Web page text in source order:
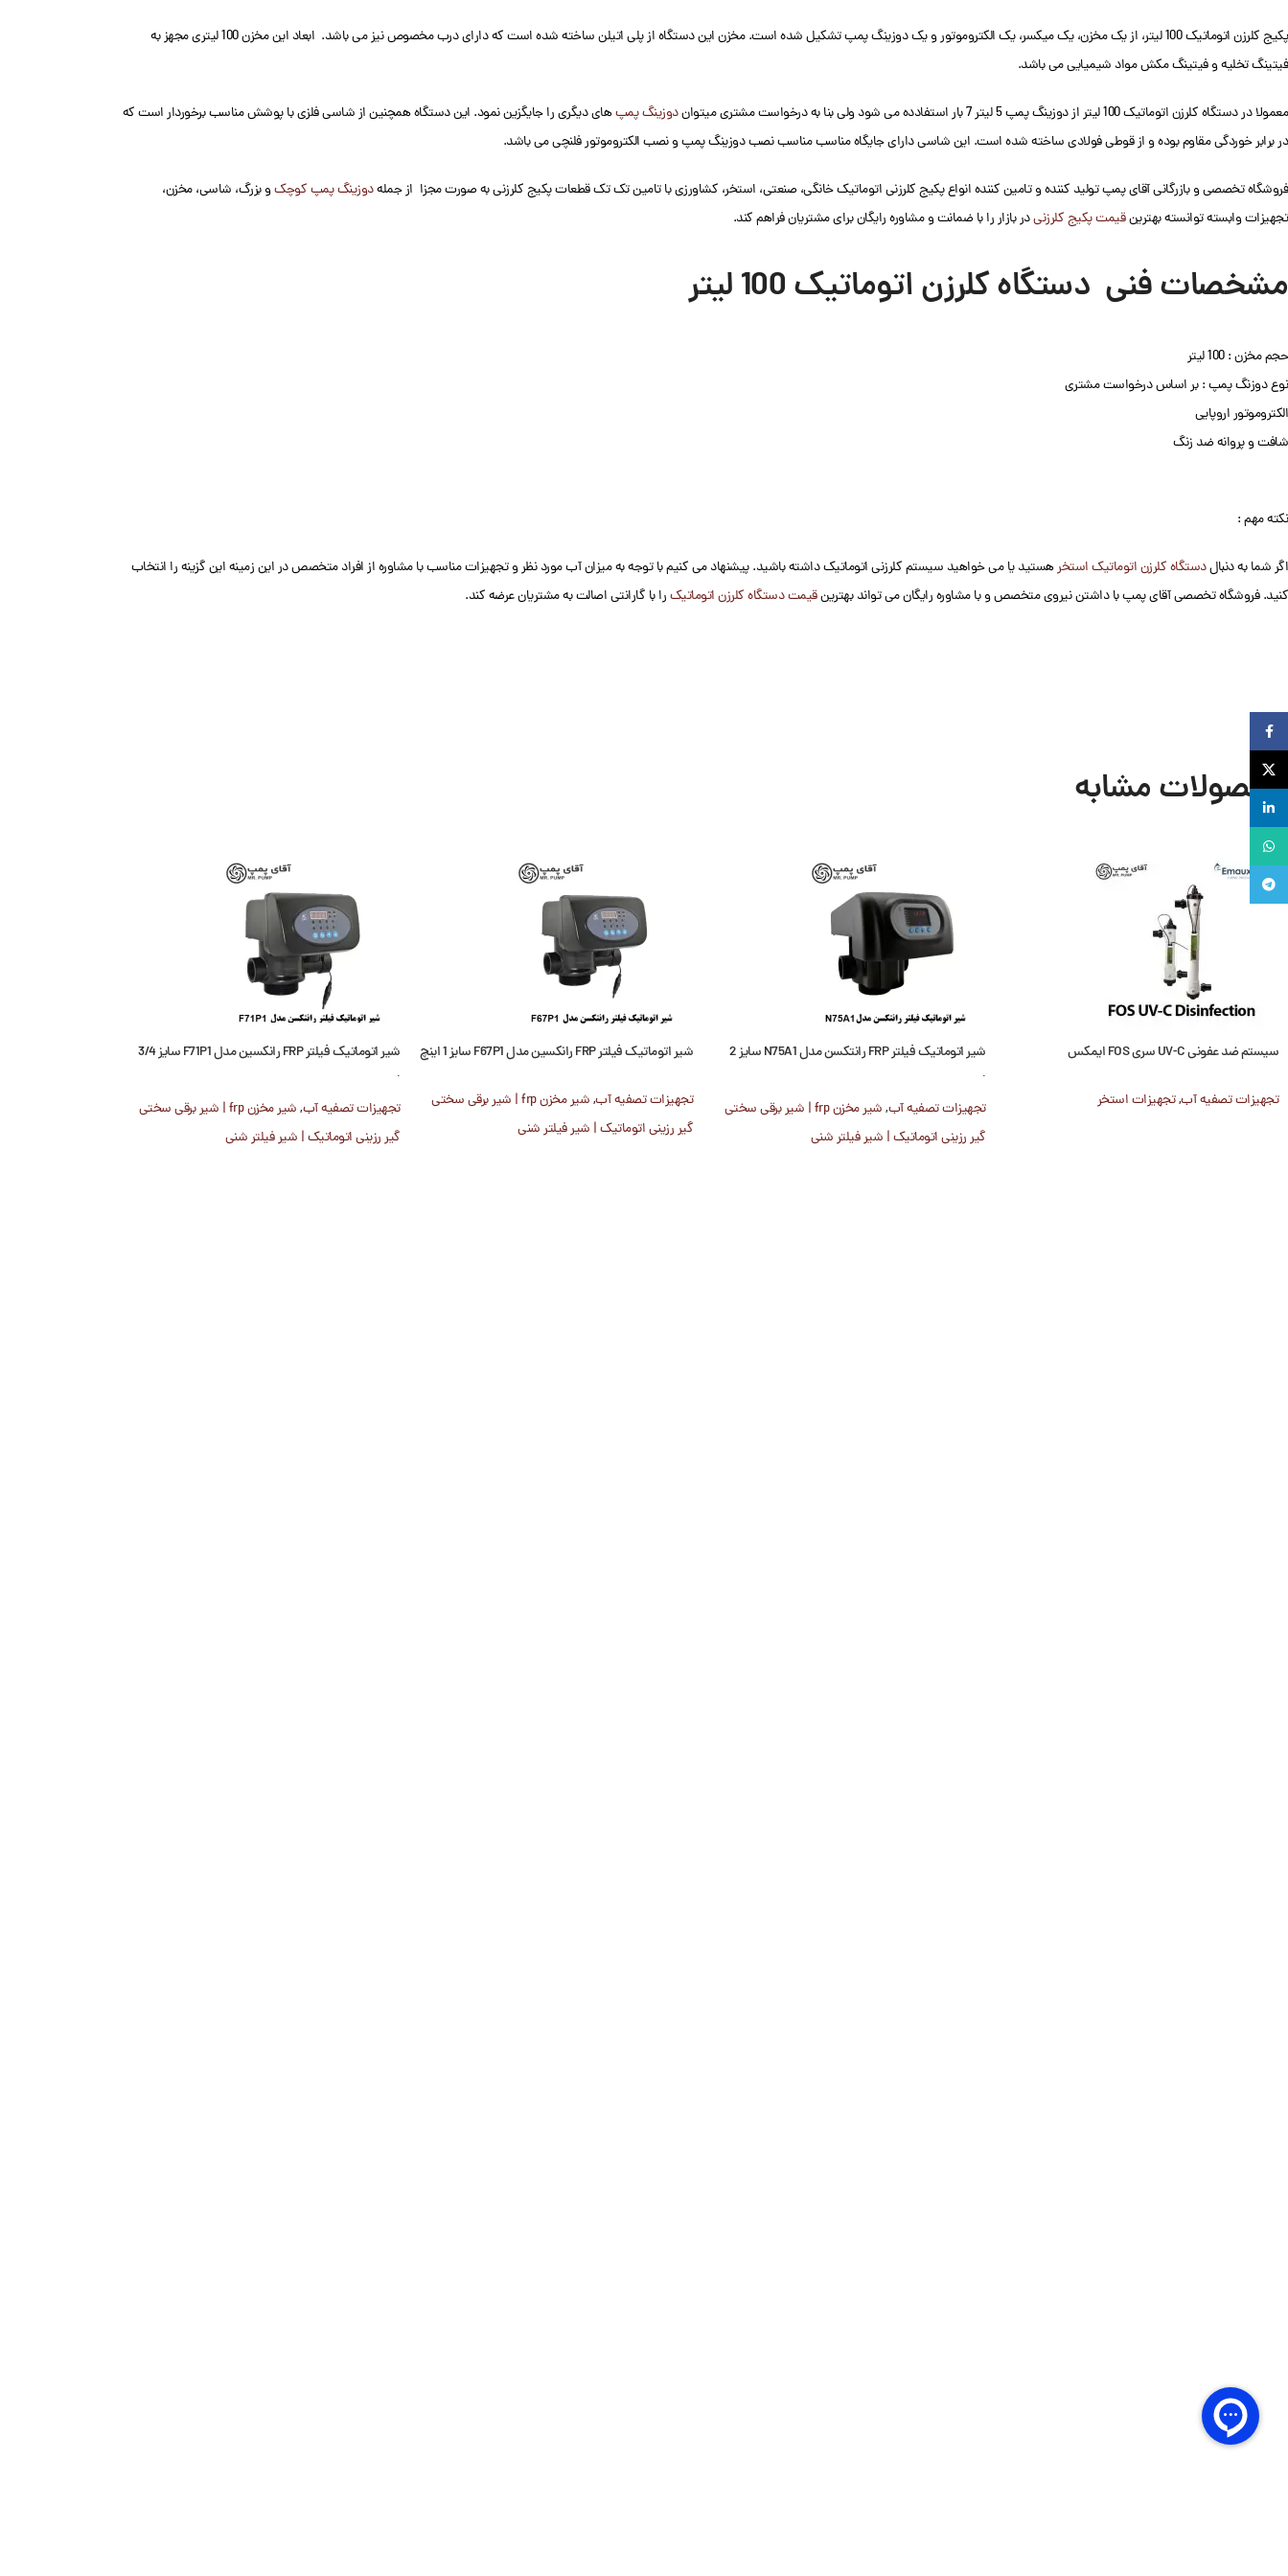
پکیج کلرزن اتوماتیک 100 لیتر، از یک مخزن، یک میکسر، یک الکتروموتور و یک دوزینگ پمپ تشکیل شده است. مخزن این دستگاه از پلی اتيلن ساخته شده است که دارای درب مخصوص نیز می باشد. ابعاد این مخزن 100 ليتری مجهز به
فيتينگ تخليه و فيتينگ مکش مواد شيميايی می باشد.
معمولا در دستگاه کلرزن اتوماتیک 100 لیتر از دوزينگ پمپ 5 لیتر 7 بار استفادده می شود ولی بنا به درخواست مشتری میتوان دوزینگ پمپهای دیگری را جایگزین نمود. این دستگاه همچنین از شاسی فلزی با پوشش مناسب برخوردار است که
در برابر خوردگی مقاوم بوده و از قوطی فولادی ساخته شده است. این شاسی دارای جایگاه مناسب مناسب نصب دوزينگ پمپ و نصب الکتروموتور فلنچی می باشد.
فروشگاه تخصصی و بازرگانی آقای پمپ تولید کننده و تامین کننده انواع پکیج کلرزنی اتوماتیک خانگی، صنعتی، استخر، کشاورزی با تامین تک تک قطعات پکیج کلرزنی به صورت مجزا از جملهدوزینگ پمپ کوچکو بزرگ، شاسی، مخزن،
تجهیزات وابسته توانسته بهترینقیمت پکیج کلرزنیدر بازار را با ضمانت و مشاوره رایگان برای مشتریان فراهم کند.
مشخصات فنی دستگاه کلرزن اتوماتیک 100 لیتر
حجم مخزن : 100 لیتر
نوع دوزنگ پمپ : بر اساس درخواست مشتری
الکتروموتور اروپایی
شافت و پروانه ضد زنگ
نکته مهم :
اگر شما به دنبالدستگاه کلرزن اتوماتیک استخرهستید یا می خواهید سیستم کلرزنی اتوماتیک داشته باشید. پیشنهاد می کنیم با توجه به میزان آب مورد نظر و تجهیزات مناسب با مشاوره از افراد متخصص در این زمینه این گزینه را انتخاب
کنید. فروشگاه تخصصی آقای پمپ با داشتن نیروی متخصص و با مشاوره رایگان می تواند بهترینقیمت دستگاه کلرزن اتوماتیکرا با گارانتی اصالت به مشتریان عرضه کند.
محصولات مشابه
سیستم ضد عفونی UV-C سری FOS ایمکس
تجهیزات تصفیه آب,تجهیزات استخر
شیر اتوماتیک فیلتر FRP رانتکسن مدل N75A1 سایز 2
اینچ
تجهیزات تصفیه آب,
شیر مخزن frp | شیر برقی سختی
گیر رزینی اتوماتیک | شیر فیلتر شنی
شیر اتوماتیک فیلتر FRP رانکسین مدل F67P1 سایز 1 اینچ
تجهیزات تصفیه آب,
شیر مخزن frp | شیر برقی سختی
گیر رزینی اتوماتیک | شیر فیلتر شنی
شیر اتوماتیک فیلتر FRP رانکسین مدل F71P1 سایز 3/4
اینچ
تجهیزات تصفیه آب,
شیر مخزن frp | شیر برقی سختی
گیر رزینی اتوماتیک | شیر فیلتر شنی
لینکدین
تلگرام